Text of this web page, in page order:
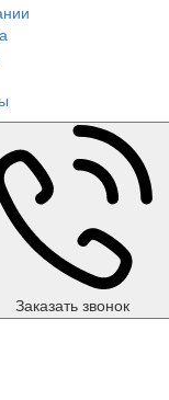
Заказать звонок